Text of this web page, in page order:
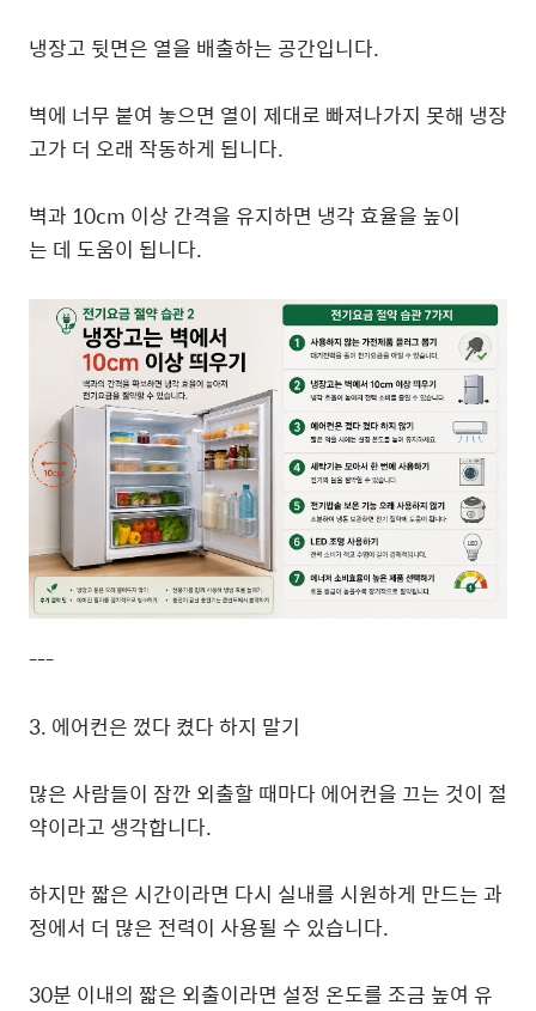
냉장고 뒷면은 열을 배출하는 공간입니다.
벽에 너무 붙여 놓으면 열이 제대로 빠져나가지 못해 냉장
고가 더 오래 작동하게 됩니다.
벽과 10cm 이상 간격을 유지하면 냉각 효율을 높이
는 데 도움이 됩니다.
---
3. 에어컨은 껐다 켰다 하지 말기
많은 사람들이 잠깐 외출할 때마다 에어컨을 끄는 것이 절
약이라고 생각합니다.
하지만 짧은 시간이라면 다시 실내를 시원하게 만드는 과
정에서 더 많은 전력이 사용될 수 있습니다.
30분 이내의 짧은 외출이라면 설정 온도를 조금 높여 유